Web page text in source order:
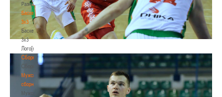
Разное
Баскетбол
3х3
Баскетбол
3х3
Лого[modid=121]
Сборные
Сборные
Мужские
сборные
Мужские